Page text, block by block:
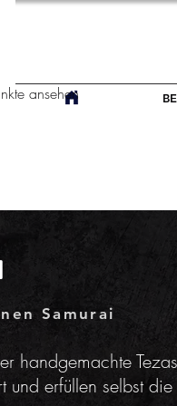
ansehen
Samurai
handgemachte
erfüllen selbst